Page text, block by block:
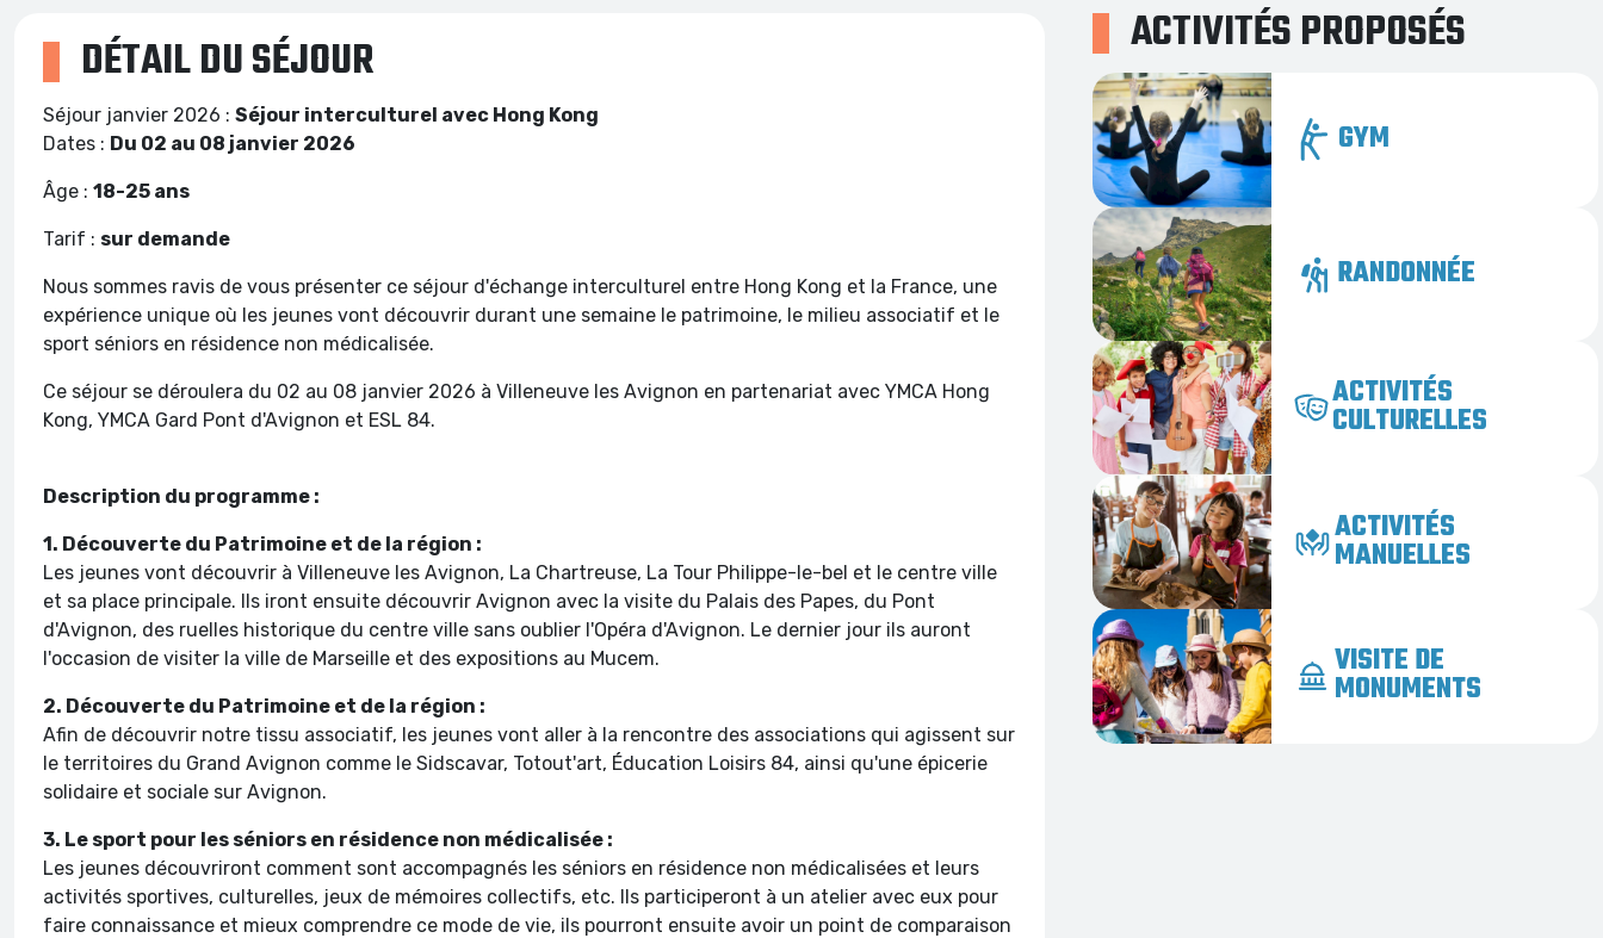
DÉTAIL DU SÉJOUR
Séjour janvier 2026 : Séjour interculturel avec Hong Kong
Dates : Du 02 au 08 janvier 2026
Âge : 18-25 ans
Tarif : sur demande
Nous sommes ravis de vous présenter ce séjour d'échange interculturel entre Hong Kong et la France, une
expérience unique où les jeunes vont découvrir durant une semaine le patrimoine, le milieu associatif et le
sport séniors en résidence non médicalisée.
Ce séjour se déroulera du 02 au 08 janvier 2026 à Villeneuve les Avignon en partenariat avec YMCA Hong
Kong, YMCA Gard Pont d'Avignon et ESL 84.
Description du programme :
1. Découverte du Patrimoine et de la région :
Les jeunes vont découvrir à Villeneuve les Avignon, La Chartreuse, La Tour Philippe-le-bel et le centre ville
et sa place principale. Ils iront ensuite découvrir Avignon avec la visite du Palais des Papes, du Pont
d'Avignon, des ruelles historique du centre ville sans oublier l'Opéra d'Avignon. Le dernier jour ils auront
l'occasion de visiter la ville de Marseille et des expositions au Mucem.
2. Découverte du Patrimoine et de la région :
Afin de découvrir notre tissu associatif, les jeunes vont aller à la rencontre des associations qui agissent sur
le territoires du Grand Avignon comme le Sidscavar, Totout'art, Éducation Loisirs 84, ainsi qu'une épicerie
solidaire et sociale sur Avignon.
3. Le sport pour les séniors en résidence non médicalisée :
Les jeunes découvriront comment sont accompagnés les séniors en résidence non médicalisées et leurs
activités sportives, culturelles, jeux de mémoires collectifs, etc. Ils participeront à un atelier avec eux pour
faire connaissance et mieux comprendre ce mode de vie, ils pourront ensuite avoir un point de comparaison
ACTIVITÉS PROPOSÉS
GYM
RANDONNÉE
ACTIVITÉS
CULTURELLES
ACTIVITÉS
MANUELLES
VISITE DE
MONUMENTS